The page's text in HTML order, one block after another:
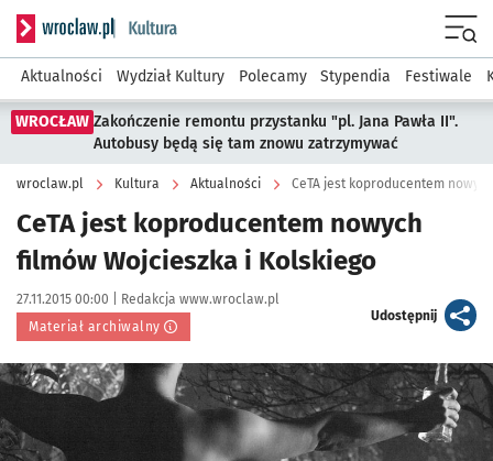
Serwis informacyjny wroclaw.pl podserwis: Kultura
Aktualności Wydział Kultury Polecamy Stypendia Festiwale
WROCŁAW Zakończenie remontu przystanku "pl. Jana Pawła II".
Autobusy będą się tam znowu zatrzymywać
wroclaw.pl Kultura Aktualności CeTA jest koproducentem
CeTA jest koproducentem nowych
filmów Wojcieszka i Kolskiego
Data publikacji:
27.11.2015 00:00 | Autor:
Redakcja www.wroclaw.pl
Materiał archiwalny
Udostępnijartykuł
Kliknij, aby powiększyć